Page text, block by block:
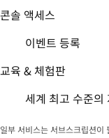
콘솔 액세스
이벤트 등록
교육 & 체험판
세계 최고 수준의
일부 서비스는 서브스크립션이